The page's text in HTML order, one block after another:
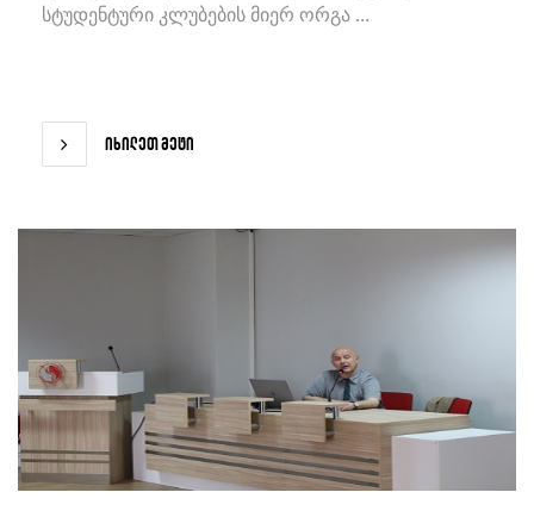
სტუდენტური კლუბების მიერ ორგა ...
იხილეთ მეტი